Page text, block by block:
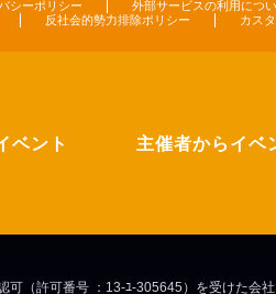
シーポリシー
外部サービスの利用につ
反社会的勢力排除ポリシー カス
ベント 主催者からイベ